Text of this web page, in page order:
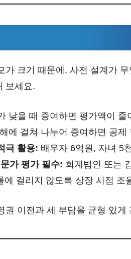
가 크기 때문에, 사전 설계가
보세요.
낮을 때 증여하면 평가액이 줄
에 걸쳐 나누어 증여하면 공
극 활용: 배우자 6억원, 자녀 5
가 평가 필수: 회계법인 또는
에 걸리지 않도록 상장 시점 조
권 이전과 세 부담을 균형 있게